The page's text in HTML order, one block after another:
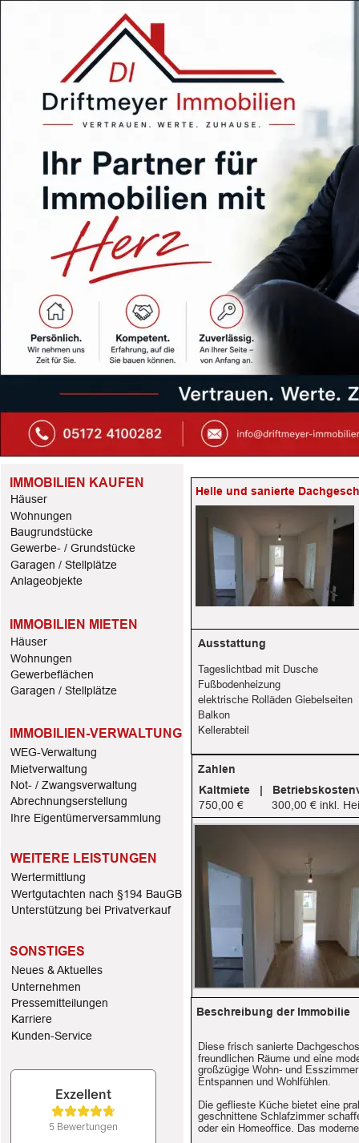
IMMOBILIEN KAUFEN
Häuser
Wohnungen
Baugrundstücke
Gewerbe- / Grundstücke
Garagen / Stellplätze
Anlageobjekte
IMMOBILIEN MIETEN
Häuser
Wohnungen
Gewerbeflächen
Garagen / Stellplätze
IMMOBILIEN-VERWALTUNG
WEG-Verwaltung
Mietverwaltung
Not- / Zwangsverwaltung
Abrechnungserstellung
Ihre Eigentümerversammlung
WEITERE LEISTUNGEN
Wertermittlung
Wertgutachten nach §194 BauGB
Unterstützung bei Privatverkauf
SONSTIGES
Neues & Aktuelles
Unternehmen
Pressemitteilungen
Karriere
Kunden-Service
Helle und sanierte
Tageslichtbad mit Dusche
Fußbodenheizung
elektrische Rolläden Giebelseiten
Balkon
Kellerabteil
Ausstattung
Zahlen
Kaltmiete   |
750,00 €
300,00 € inkl.
Beschreibung der Immobilie
Diese frisch sanierte
freundlichen Räume und eine
großzügige Wohn- und
Entspannen und Wohlfühlen.
Die geflieste Küche bietet eine
geschnittene Schlafzimmer
oder ein Homeoffice. Das